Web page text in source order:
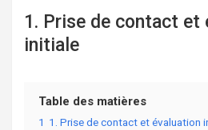
1. Prise de contact et
initiale
Table des matières
1 1. Prise de contact et évaluation